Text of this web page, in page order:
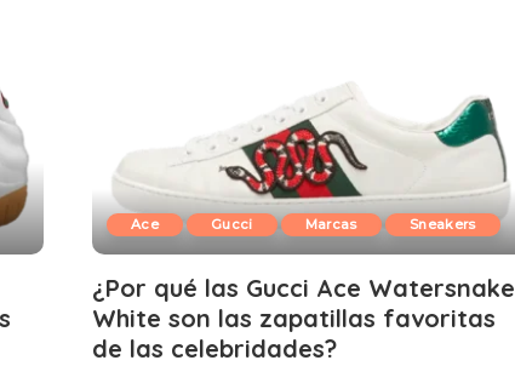
Ace Gucci Marcas Sneakers
¿Por qué las Gucci Ace Watersnake
White son las zapatillas favoritas
de las celebridades?